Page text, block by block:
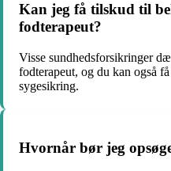
Kan jeg få tilskud til
fodterapeut?
Visse sundhedsforsikringer
fodterapeut, og du kan også
sygesikring.
Hvornår bør jeg